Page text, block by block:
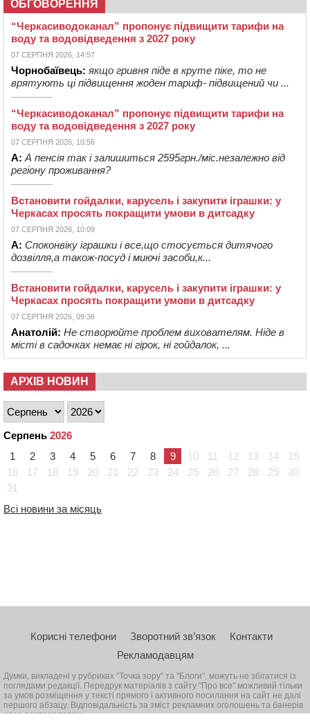
ОБГОВОРЕННЯ
“Черкасиводоканал” пропонує підвищити тарифи на
воду та водовідведення з 2027 року
07 СЕРПНЯ 2026, 14:57
Чорнобаївець: якщо гривня піде в круте піке, то не
врятують ці підвищення жоден тариф- підвищений чи ...
“Черкасиводоканал” пропонує підвищити тарифи на
воду та водовідведення з 2027 року
07 СЕРПНЯ 2026, 10:56
А: А пенсія так і залишиться 2595грн./міс.незалежно від
регіону проживання?
Встановити гойдалки, карусель і закупити іграшки: у
Черкасах просять покращити умови в дитсадку
07 СЕРПНЯ 2026, 10:09
А: Споконвіку іграшки і все,що стосується дитячого
дозвілля,а також-посуд і миючі засоби,к...
Встановити гойдалки, карусель і закупити іграшки: у
Черкасах просять покращити умови в дитсадку
07 СЕРПНЯ 2026, 09:36
Анатолій: Не створюйте проблем вихователям. Ніде в
місті в садочках немає ні гірок, ні гойдалок, ...
АРХІВ НОВИН
Серпень 2026
1
2 3 4 5 6 7 8 9 10 11 12 13 14
15
16
17 18 19 20 21 22 23 24 25 26 27 28 29
30
31
Всі новини за місяць
Корисні телефони Зворотний зв’язок
Контакти
Рекламодавцям
Думки, викладені у рубриках "Точка зору" та "Блоги", можуть не збігатися із
поглядами редакції. Передрук матеріалів з сайту "Про все" можливий тільки
за умов розміщення у тексті прямого і активного посилання на сайт не далі
першого абзацу. Відповідальність за зміст рекламних оголошень та банерів
несе рекламодавець